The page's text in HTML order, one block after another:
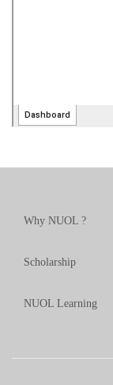
Why NUOL ?
Scholarship
NUOL Learning